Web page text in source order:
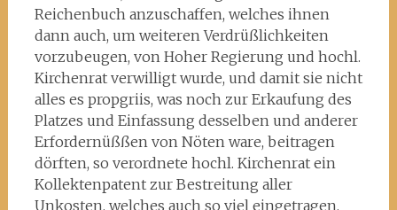
Reichenbuch anzuschaffen, welches ihnen
dann auch, um weiteren Verdrüßlichkeiten
vorzubeugen, von Hoher Regierung und hochl.
Kirchenrat verwilligt wurde, und damit sie nicht
alles es propgriis, was noch zur Erkaufung des
Platzes und Einfassung desselben und anderer
Erfordernüßßen von Nöten ware, beitragen
dörften, so verordnete hochl. Kirchenrat ein
Kollektenpatent zur Bestreitung aller
Unkosten, welches auch so viel eingetragen,